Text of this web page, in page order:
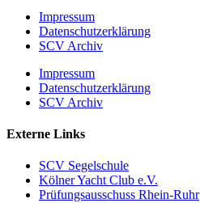
Impressum
Datenschutzerklärung
SCV Archiv
Impressum
Datenschutzerklärung
SCV Archiv
Externe Links
SCV Segelschule
Kölner Yacht Club e.V.
Prüfungsausschuss Rhein-Ruhr